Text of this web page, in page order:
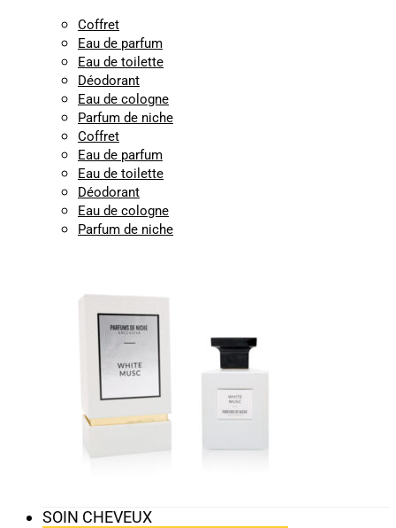
Coffret
Eau de parfum
Eau de toilette
Déodorant
Eau de cologne
Parfum de niche
Coffret
Eau de parfum
Eau de toilette
Déodorant
Eau de cologne
Parfum de niche
SOIN CHEVEUX